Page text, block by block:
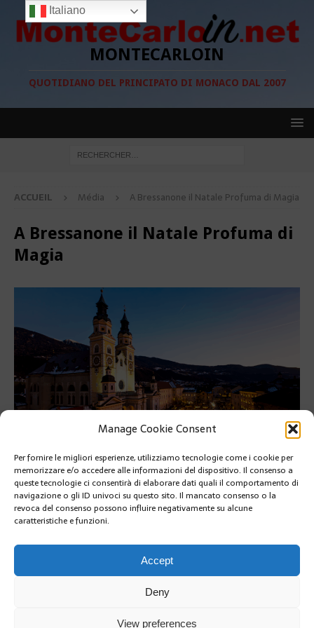
Manage Cookie Consent
Per fornire le migliori esperienze, utilizziamo tecnologie come i cookie per
memorizzare e/o accedere alle informazioni del dispositivo. Il consenso a
queste tecnologie ci consentirà di elaborare dati quali il comportamento di
navigazione o gli ID univoci su questo sito. Il mancato consenso o la
revoca del consenso possono influire negativamente su alcune
caratteristiche e funzioni.
Accept
Deny
View preferences
MONTECARLOIN
QUOTIDIANO DEL PRINCIPATO DI MONACO DAL 2007
ACCUEIL Média A Bressanone il Natale Profuma di Magia
A Bressanone il Natale Profuma di
Magia
A Bressanone il Natale Profuma di Magia
A Bressanone il Natale Profuma di Magia
Italiano